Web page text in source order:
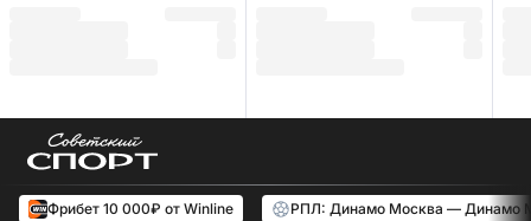
Фрибет 10 000₽ от Winline РПЛ: Динамо Москва — Динамо